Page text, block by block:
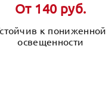
От 140 руб.
к пониженной
освещенности